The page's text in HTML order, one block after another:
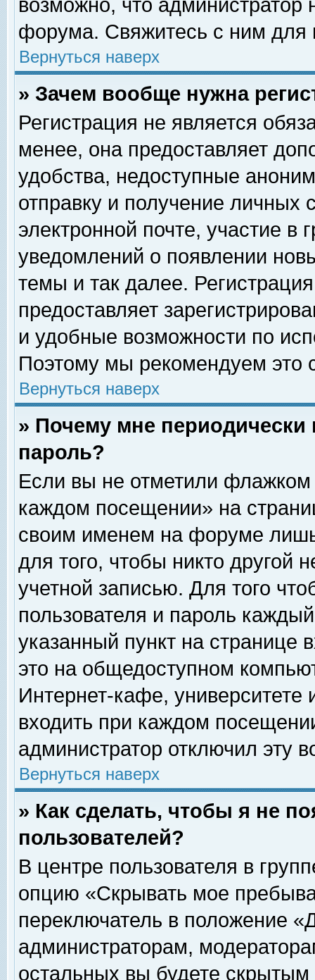
возможно, что
форума. Свяжитесь с ним для
Вернуться наверх
» Зачем вообще нужна
Регистрация не является
менее, она предоставляет
удобства, недоступные
отправку и получение личных
электронной почте, участие в
уведомлений о появлении
темы и так далее.
предоставляет
и удобные возможности по
Поэтому мы рекомендуем это
Вернуться наверх
» Почему мне
пароль?
Если вы не отметили флажком
каждом посещении» на
своим именем на форуме
для того, чтобы никто другой
учетной записью. Для того
пользователя и пароль
указанный пункт на
это на общедоступном
Интернет-кафе, университете
входить при каждом
администратор отключил эту
Вернуться наверх
» Как сделать, чтобы я не
пользователей?
В центре пользователя в
опцию «Скрывать мое
переключатель в положение
администраторам,
остальных вы будете скрытым